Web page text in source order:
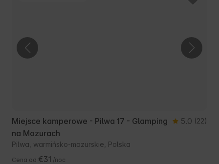
Miejsce kamperowe - Pilwa 17 - Glamping
na Mazurach
5.0 (22)
Pilwa, warmińsko-mazurskie, Polska
Cena od €31 /noc